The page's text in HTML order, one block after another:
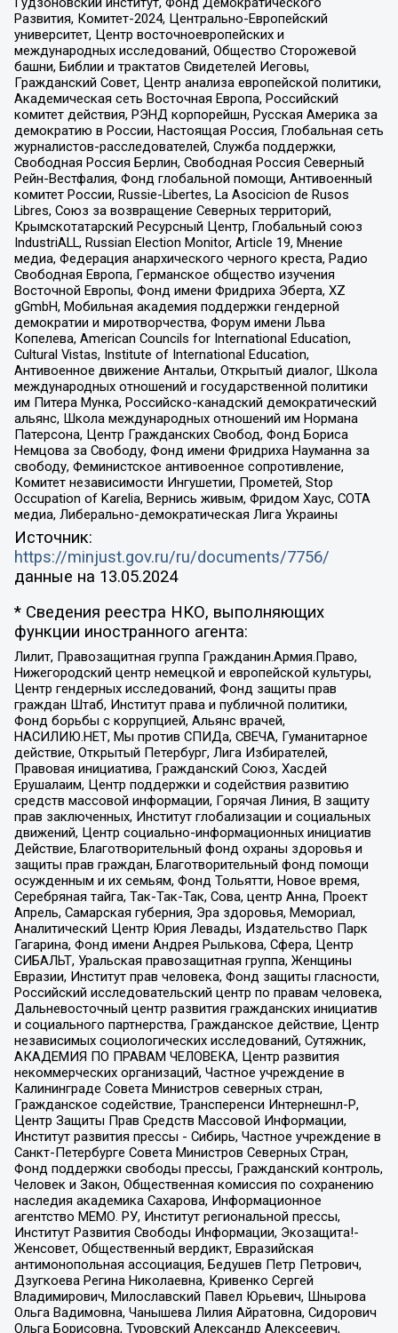
Развития, Комитет-2024, Центрально-Европейский
университет, Центр восточноевропейских и
международных исследований, Общество Сторожевой
башни, Библии и трактатов Свидетелей Иеговы,
Гражданский Совет, Центр анализа европейской политики,
Академическая сеть Восточная Европа, Российский
комитет действия, РЭНД корпорейшн, Русская Америка за
демократию в России, Настоящая Россия, Глобальная сеть
журналистов-расследователей, Служба поддержки,
Свободная Россия Берлин, Свободная Россия Северный
Рейн-Вестфалия, Фонд глобальной помощи, Антивоенный
комитет России, Russie-Libertes, La Asocicion de Rusos
Libres, Союз за возвращение Северных территорий,
Крымскотатарский Ресурсный Центр, Глобальный союз
IndustriALL, Russian Election Monitor, Article 19, Мнение
медиа, Федерация анархического черного креста, Радио
Свободная Европа, Германское общество изучения
Восточной Европы, Фонд имени Фридриха Эберта, XZ
gGmbH, Мобильная академия поддержки гендерной
демократии и миротворчества, Форум имени Льва
Копелева, American Councils for International Education,
Cultural Vistas, Institute of International Education,
Антивоенное движение Антальи, Открытый диалог, Школа
международных отношений и государственной политики
им Питера Мунка, Российско-канадский демократический
альянс, Школа международных отношений им Нормана
Патерсона, Центр Гражданских Свобод, Фонд Бориса
Немцова за Свободу, Фонд имени Фридриха Науманна за
свободу, Феминистское антивоенное сопротивление,
Комитет независимости Ингушетии, Прометей, Stop
Occupation of Karelia, Вернись живым, Фридом Хаус, СОТА
медиа, Либерально-демократическая Лига Украины
Источник:
https://minjust.gov.ru/ru/documents/7756/
данные на 13.05.2024
* Сведения реестра НКО, выполняющих
функции иностранного агента:
Лилит, Правозащитная группа Гражданин.Армия.Право,
Нижегородский центр немецкой и европейской культуры,
Центр гендерных исследований, Фонд защиты прав
граждан Штаб, Институт права и публичной политики,
Фонд борьбы с коррупцией, Альянс врачей,
НАСИЛИЮ.НЕТ, Мы против СПИДа, СВЕЧА, Гуманитарное
действие, Открытый Петербург, Лига Избирателей,
Правовая инициатива, Гражданский Союз, Хасдей
Ерушалаим, Центр поддержки и содействия развитию
средств массовой информации, Горячая Линия, В защиту
прав заключенных, Институт глобализации и социальных
движений, Центр социально-информационных инициатив
Действие, Благотворительный фонд охраны здоровья и
защиты прав граждан, Благотворительный фонд помощи
осужденным и их семьям, Фонд Тольятти, Новое время,
Серебряная тайга, Так-Так-Так, Сова, центр Анна, Проект
Апрель, Самарская губерния, Эра здоровья, Мемориал,
Аналитический Центр Юрия Левады, Издательство Парк
Гагарина, Фонд имени Андрея Рылькова, Сфера, Центр
СИБАЛЬТ, Уральская правозащитная группа, Женщины
Евразии, Институт прав человека, Фонд защиты гласности,
Российский исследовательский центр по правам человека,
Дальневосточный центр развития гражданских инициатив
и социального партнерства, Гражданское действие, Центр
независимых социологических исследований, Сутяжник,
АКАДЕМИЯ ПО ПРАВАМ ЧЕЛОВЕКА, Центр развития
некоммерческих организаций, Частное учреждение в
Калининграде Совета Министров северных стран,
Гражданское содействие, Трансперенси Интернешнл-Р,
Центр Защиты Прав Средств Массовой Информации,
Институт развития прессы - Сибирь, Частное учреждение в
Санкт-Петербурге Совета Министров Северных Стран,
Фонд поддержки свободы прессы, Гражданский контроль,
Человек и Закон, Общественная комиссия по сохранению
наследия академика Сахарова, Информационное
агентство МЕМО. РУ, Институт региональной прессы,
Институт Развития Свободы Информации, Экозащита!-
Женсовет, Общественный вердикт, Евразийская
антимонопольная ассоциация, Бедушев Петр Петрович,
Дзугкоева Регина Николаевна, Кривенко Сергей
Владимирович, Милославский Павел Юрьевич, Шнырова
Ольга Вадимовна, Чанышева Лилия Айратовна, Сидорович
Ольга Борисовна, Туровский Александр Алексеевич,